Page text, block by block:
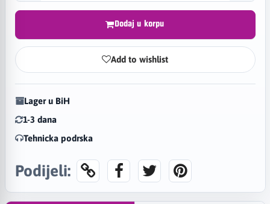
Dodaj u korpu
Add to wishlist
Lager u BiH
1-3 dana
Tehnicka podrska
Podijeli: